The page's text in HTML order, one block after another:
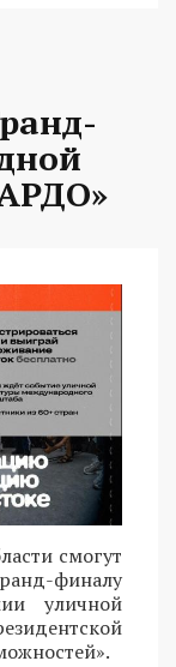
смогут
финалу
уличной